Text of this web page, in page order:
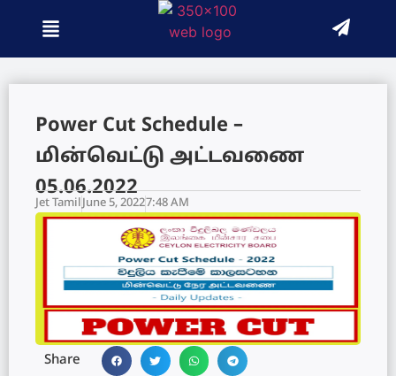
Power Cut Schedule –
மின்வெட்டு அட்டவணை
05.06.2022
Jet Tamil June 5, 20227:48 AM
Share